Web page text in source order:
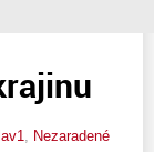
Nezaradené